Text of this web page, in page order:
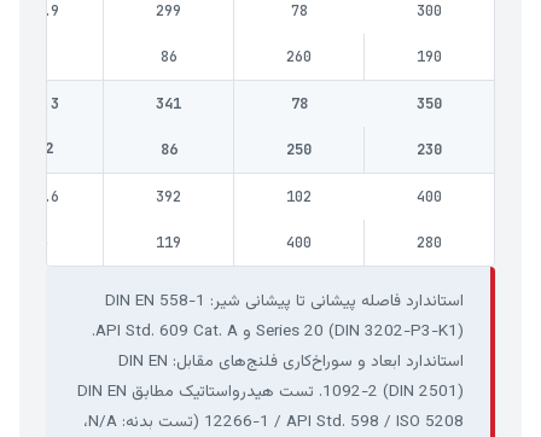
300
78
299
286.9
190
260
86
350
78
341
331.3
230
250
86
52.2
400
102
392
377.6
280
400
119
استاندارد فاصله پیشانی تا پیشانی شیر: DIN EN 558-1
Series 20 (DIN 3202-P3-K1) و API Std. 609 Cat. A.
استاندارد ابعاد و سوراخ‌کاری فلنج‌های مقابل: DIN EN
1092-2 (DIN 2501). تست هیدرواستاتیک مطابق DIN EN
12266-1 / API Std. 598 / ISO 5208 (تست بدنه: N/A،